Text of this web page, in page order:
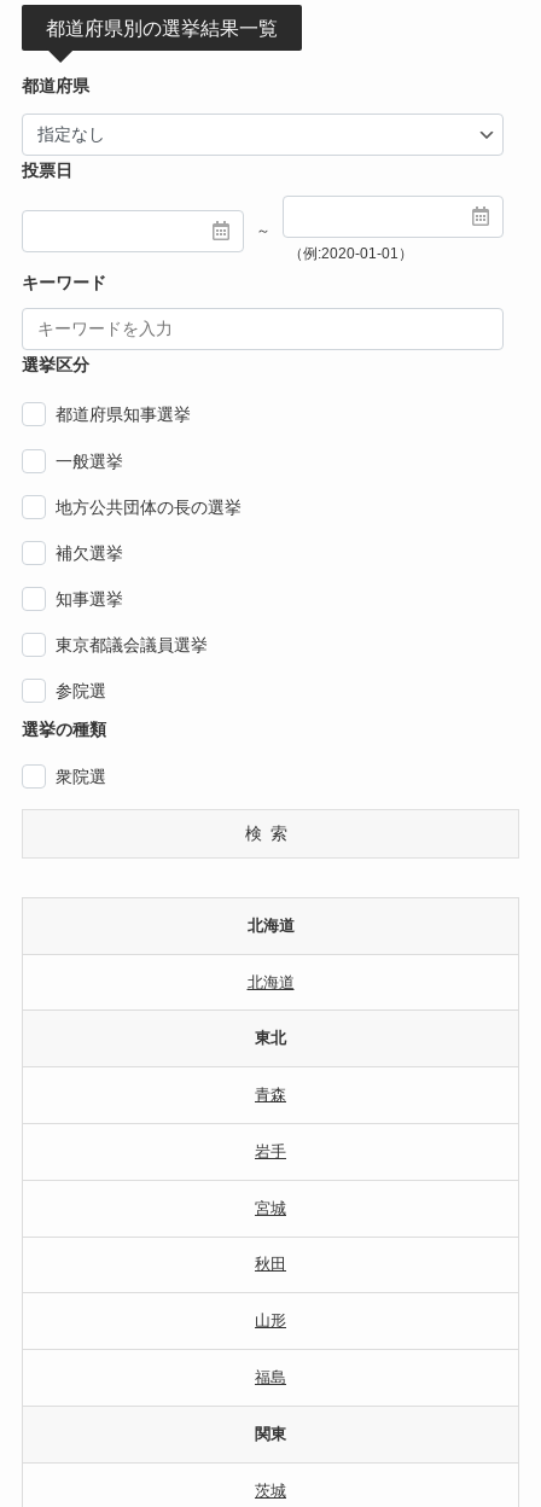
都道府県別の選挙結果一覧
都道府県
投票日
～
（例:2020-01-01）
キーワード
選挙区分
都道府県知事選挙
一般選挙
地方公共団体の長の選挙
補欠選挙
知事選挙
東京都議会議員選挙
参院選
選挙の種類
衆院選
検索
北海道
北海道
東北
青森
岩手
宮城
秋田
山形
福島
関東
茨城